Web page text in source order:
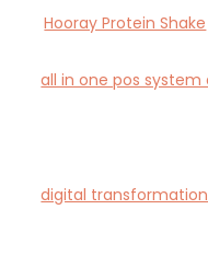
Hooray Protein Shake
all in one pos system
digital